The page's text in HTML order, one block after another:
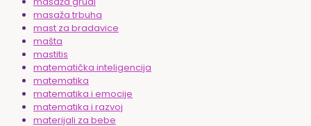
masaža trbuha
mast za bradavice
mašta
mastitis
matematička inteligencija
matematika
matematika i emocije
matematika i razvoj
materijali za bebe